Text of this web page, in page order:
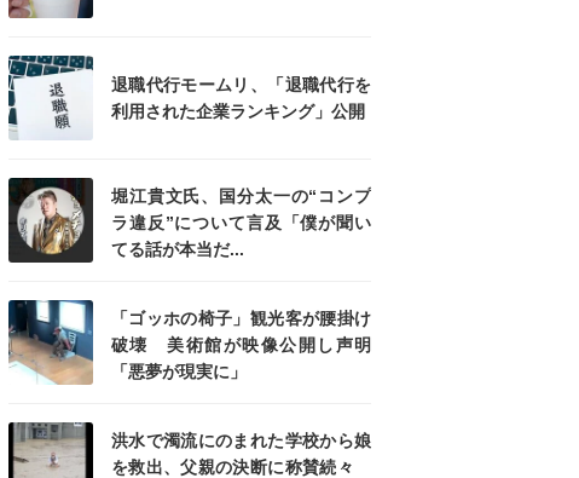
退職代行モームリ、「退職代行を
利用された企業ランキング」公開
堀江貴文氏、国分太一の“コンプ
ラ違反”について言及「僕が聞い
てる話が本当だ...
「ゴッホの椅子」観光客が腰掛け
破壊 美術館が映像公開し声明
「悪夢が現実に」
洪水で濁流にのまれた学校から娘
を救出、父親の決断に称賛続々